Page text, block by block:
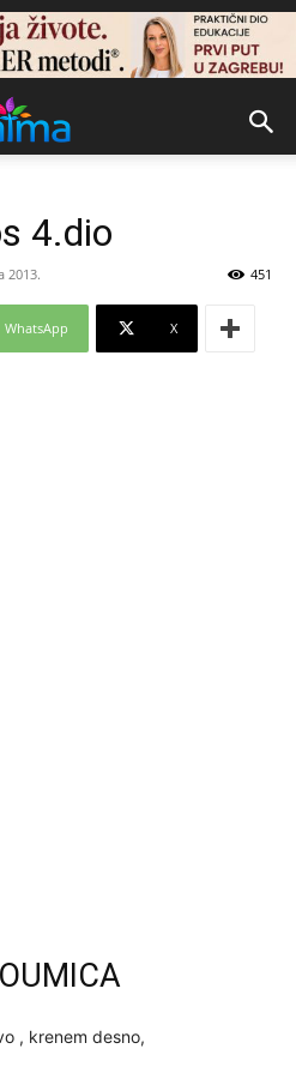
4.dio
2013. 451
WhatsApp X
, krenem desno,